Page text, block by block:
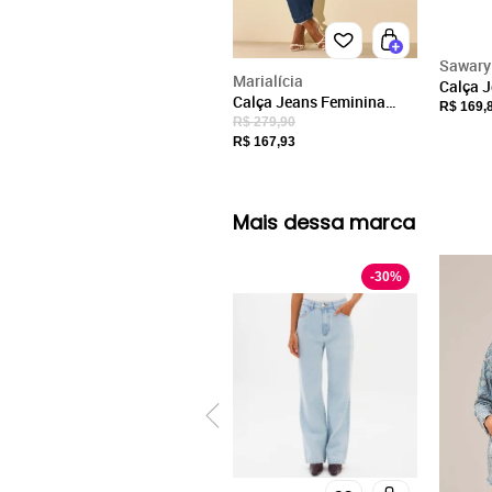
Marialícia
Calça Jeans Feminina
Slouchy Marialícia Azul
R$ 279,90
R$ 167,93
Sawary
Calça
Sawary
R$
Mais dessa marca
-30%